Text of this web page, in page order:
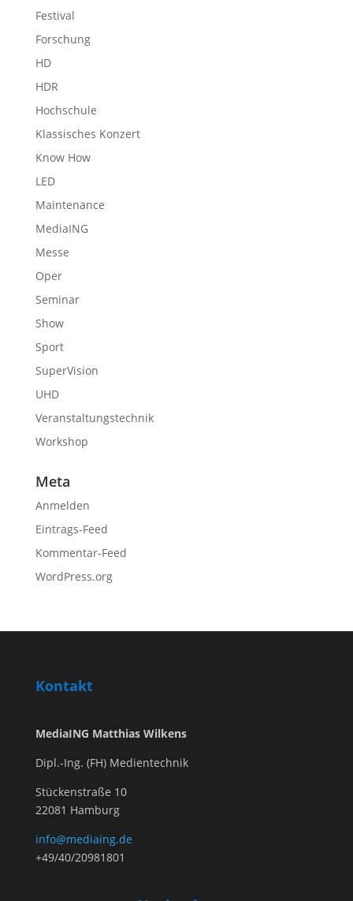
Festival
Forschung
HD
HDR
Hochschule
Klassisches Konzert
Know How
LED
Maintenance
MediaING
Messe
Oper
Seminar
Show
Sport
SuperVision
UHD
Veranstaltungstechnik
Workshop
Meta
Anmelden
Eintrags-Feed
Kommentar-Feed
WordPress.org
Kontakt
MediaING Matthias Wilkens
Dipl.-Ing. (FH) Medientechnik
Stückenstraße 10
22081 Hamburg
info@mediaing.de
+49/40/20981801